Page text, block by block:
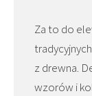
Za to do
z drewna.
wzorów i